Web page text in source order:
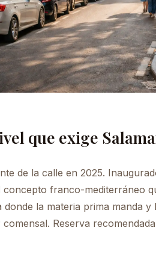
que exige
de la calle en 2025.
franco-mediterráneo
la materia prima manda y
Reserva